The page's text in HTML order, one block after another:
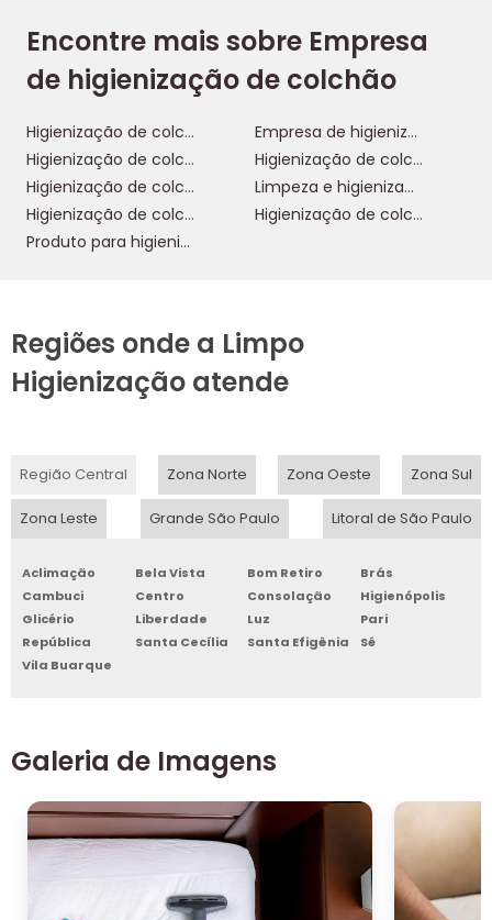
Encontre mais sobre Empresa
de higienização de colchão
Higienização de colchão
Empresa de higienização de colchão
Higienização de colchão a seco
Higienização de colchão curitiba
Higienização de colchão porto alegre
Limpeza e higienização de colchão
Higienização de colchão em guarulhos
Higienização de colchão osasco
Produto para higienização de colchão
Regiões onde a Limpo
Higienização atende
Região Central Zona Norte Zona Oeste Zona Sul
Zona Leste Grande São Paulo Litoral de São Paulo
Aclimação Bela Vista Bom Retiro
Brás
Cambuci
Centro Consolação
Higienópolis
Glicério
Liberdade Luz
Pari
República
Santa Cecília Santa Efigênia
Sé
Vila Buarque
Galeria de Imagens